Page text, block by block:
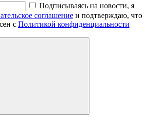
Подписываясь на новости, я
соглашение и подтверждаю, что
с Политикой конфиденциальности